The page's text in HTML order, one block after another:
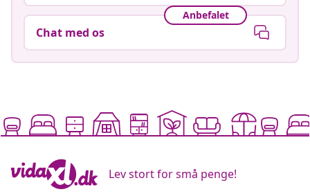
Anbefalet
Chat med os
Lev stort for små penge!